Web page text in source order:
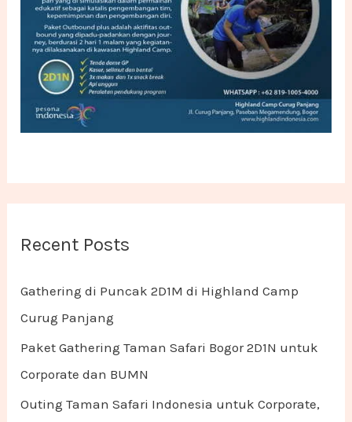
Recent Posts
Gathering di Puncak 2D1M di Highland Camp
Curug Panjang
Paket Gathering Taman Safari Bogor 2D1N untuk
Corporate dan BUMN
Outing Taman Safari Indonesia untuk Corporate,